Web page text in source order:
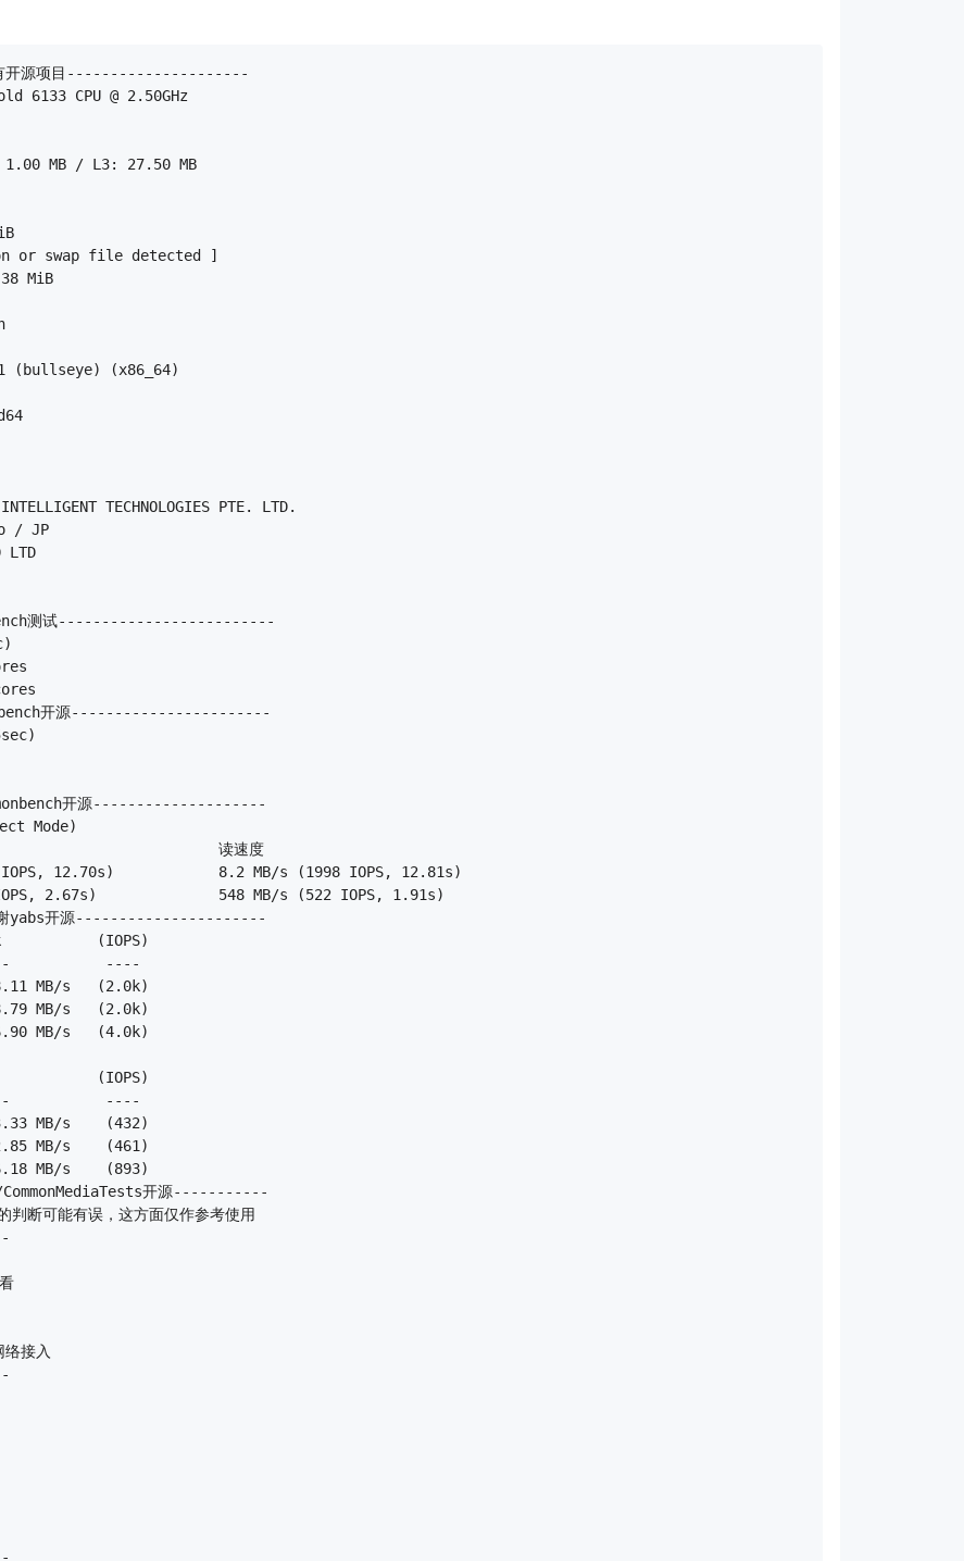
开源项目---------------------
CPU @ 2.50GHz
MB / L3: 27.50 MB
swap file detected ]
MiB
(x86_64)
TECHNOLOGIES PTE. LTD.
/ JP
测试-------------------------
开源-----------------------
开源--------------------
Mode)
yabs开源----------------------
(IOPS)
----
MB/s   (2.0k)
MB/s   (2.0k)
MB/s   (4.0k)
|
(IOPS)
----
MB/s    (432)
MB/s    (461)
MB/s    (893)
开源-----------
判断可能有误，这方面仅作参考使用
接入